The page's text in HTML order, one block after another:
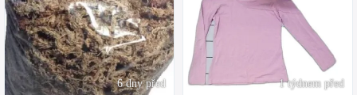
6 dny před 1 týdnem před